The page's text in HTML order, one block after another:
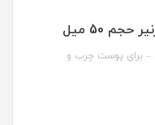
50 میل
و ضد جوش گارنیر 50 میل – برای پوست چرب و